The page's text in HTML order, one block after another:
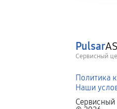
Pulsar
Сервисный
Политика
Наши
Сервисный